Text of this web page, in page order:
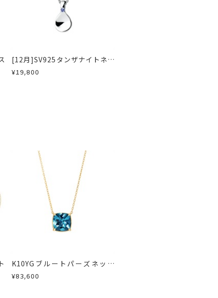
商品を交換させていただきます。
[12月]SV925タンザナイトネッ
クレス
¥19,800
K10YGブルートパーズネック
レス
¥83,600